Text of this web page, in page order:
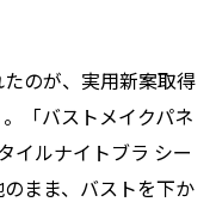
のが、実用新案取得
「バストメイクパネ
イルナイトブラ シー
まま、バストを下か